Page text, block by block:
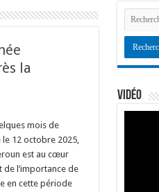
la
mois de
le 12 octobre 2025,
est au cœur
l’importance de
en cette période
Vidéo